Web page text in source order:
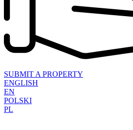
SUBMIT A PROPERTY
ENGLISH
EN
POLSKI
PL